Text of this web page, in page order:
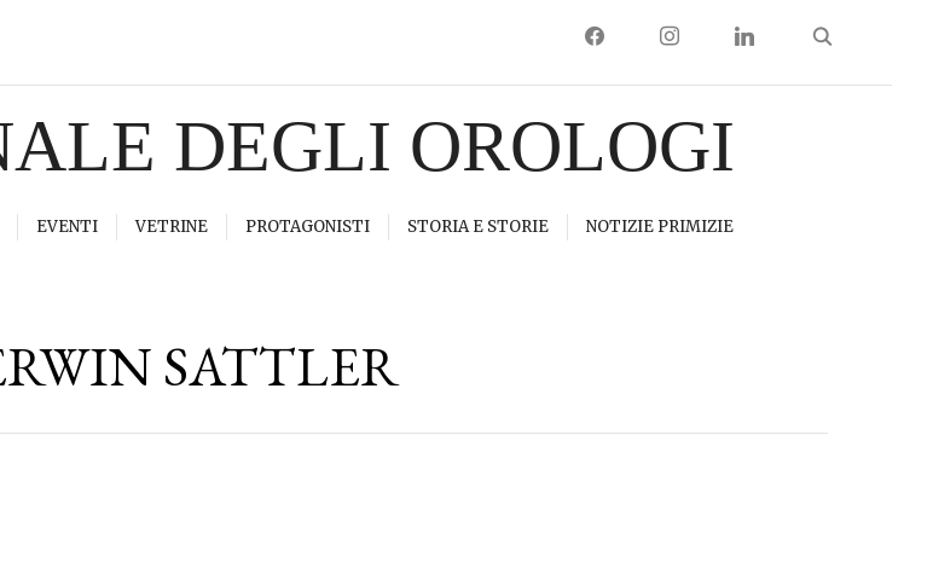
FACEBOOKINSTAGRAMLINKEDIN
DEGLI OROLOGI
EVENTI VETRINE PROTAGONISTI STORIA E STORIE NOTIZIE PRIMIZIE
SATTLER